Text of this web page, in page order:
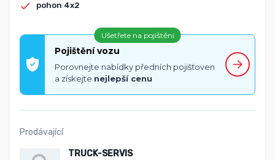
pohon 4x2
Ušetřete na pojištění
Pojištění vozu
Porovnejte nabídky předních pojišťoven
a získejte nejlepší cenu
Prodávající
TRUCK-SERVIS